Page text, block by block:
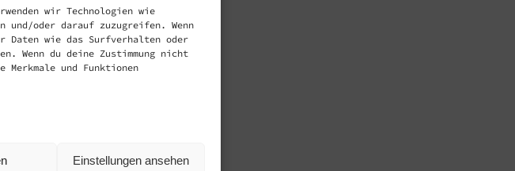
wir Technologien wie
und/oder darauf zuzugreifen. Wenn
Daten wie das Surfverhalten oder
Wenn du deine Zustimmung nicht
und Funktionen
Einstellungen ansehen